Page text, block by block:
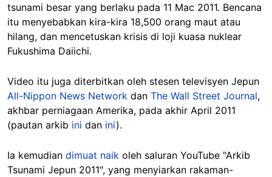
tsunami besar yang berlaku pada 11 Mac 2011. Bencana
itu menyebabkan kira-kira 18,500 orang maut atau
hilang, dan mencetuskan krisis di loji kuasa nuklear
Fukushima Daiichi.
Video itu juga diterbitkan oleh stesen televisyen Jepun
All-Nippon News Network dan The Wall Street Journal,
akhbar perniagaan Amerika, pada akhir April 2011
(pautan arkib ini dan ini).
Ia kemudian dimuat naik oleh saluran YouTube "Arkib
Tsunami Jepun 2011", yang menyiarkan rakaman-